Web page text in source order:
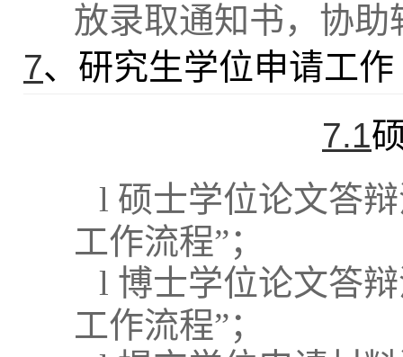
放录取通知书，协
7、研究生学位申请工作
7.1
l 硕士学位论文答
工作流程”；
l 博士学位论文答
工作流程”；